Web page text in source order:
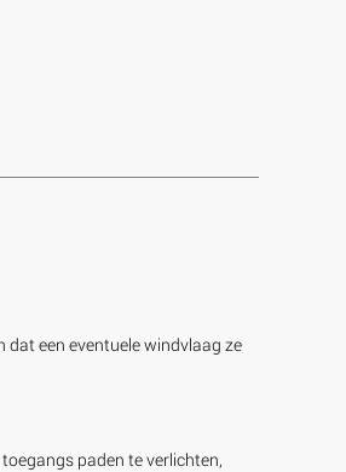
dat een eventuele windvlaag ze
paden te verlichten,